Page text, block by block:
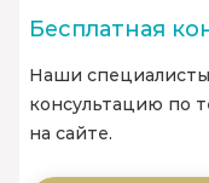
Бесплатная
Наши
консультацию по
на сайте.